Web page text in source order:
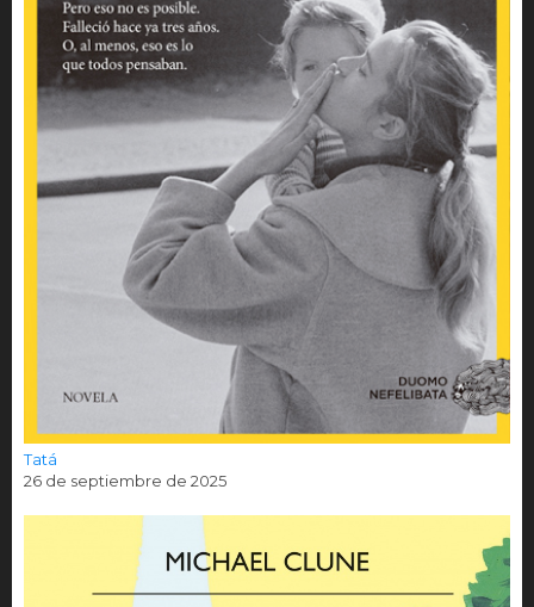
Tatá
26 de septiembre de 2025